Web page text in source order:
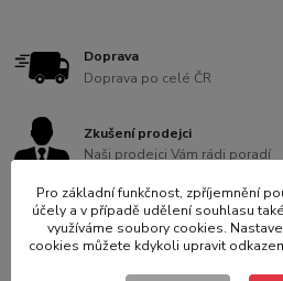
Doprava
Doprava po celé ČR
Zkušení prodejci
Naši prodejci Vám rádi poradí
Ověřeno 10 let
Jsme na trhu více než 10 let
Pro základní funkčnost, zpříjemnění
účely a v případě udělení souhlasu
využíváme soubory cookies.
cookies můžete kdykoli upravit